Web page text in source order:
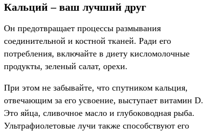
Кальций – ваш лучший друг
Он предотвращает процессы размывания
соединительной и костной тканей. Ради его
потребления, включайте в диету кисломолочные
продукты, зеленый салат, орехи.
При этом не забывайте, что спутником кальция,
отвечающим за его усвоение, выступает витамин D.
Это яйца, сливочное масло и глубоководная рыба.
Ультрафиолетовые лучи также способствуют его